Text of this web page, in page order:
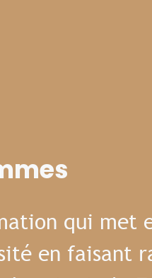
qui met
en faisant